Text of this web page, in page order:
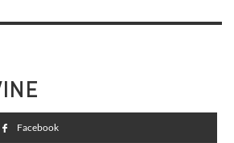
Facebook